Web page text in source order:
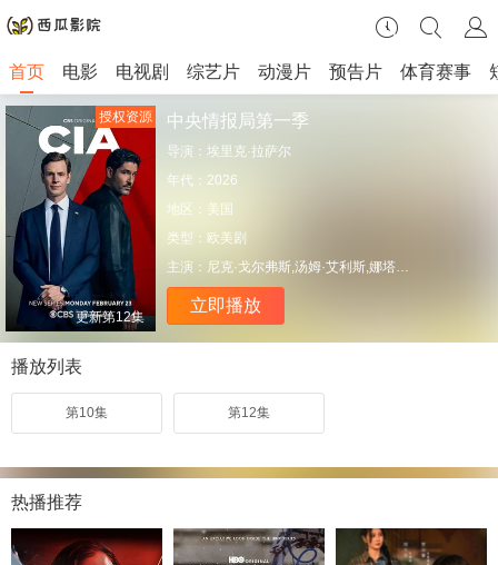
首页 电影 电视剧 综艺片 动漫片 预告片 体育赛事
更新第12集
授权资源 中央情报局第一季
导演： 埃里克·拉萨尔
年代： 2026
地区： 美国
类型： 欧美剧
主演： 尼克·戈尔弗斯,汤姆·艾利斯,娜塔利·莱茵兹,埃萨姆·费里斯,罗伊·舒勒,雷纳尔多·特罗亚,Prosper·Bellizia
立即播放
播放列表
第10集 第12集
热播推荐